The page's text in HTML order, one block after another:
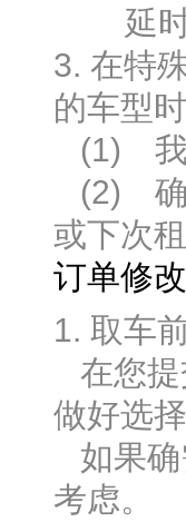
延时
3. 在特
的车型
(1) 我
(2) 确
或下次
订单修
1. 取车
在您提
做好选
如果确
考虑。